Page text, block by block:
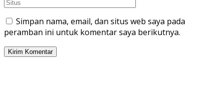
Simpan nama, email, dan situs web saya pada
peramban ini untuk komentar saya berikutnya.